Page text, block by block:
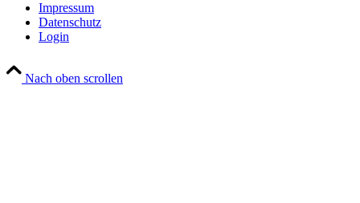
Impressum
Datenschutz
Login
Nach oben scrollen